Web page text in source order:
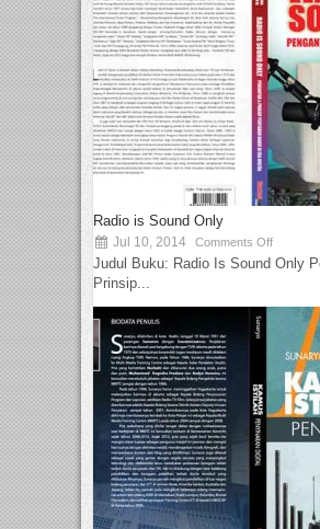
Radio is Sound Only
Jul 10, 2014 Comments Off
Judul Buku: Radio Is Sound Only
Prinsip...